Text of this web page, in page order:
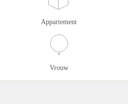
Appartement
Vrouw